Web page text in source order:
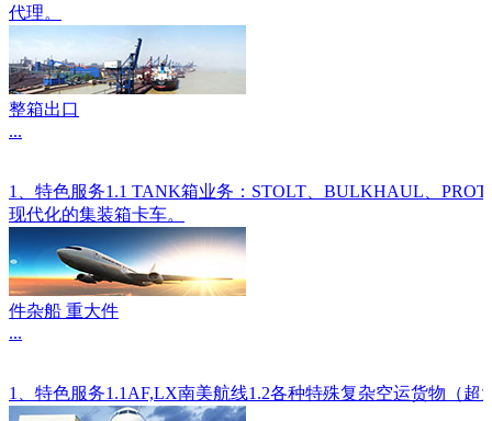
代理。
整箱出口
...
1、特色服务1.1 TANK箱业务：STOLT、BULKHAUL、
现代化的集装箱卡车。
件杂船 重大件
...
1、特色服务1.1AF,LX南美航线1.2各种特殊复杂空运货物（